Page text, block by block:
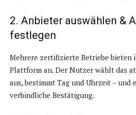
2. Anbieter auswählen &
festlegen
Mehrere zertifizierte Betriebe bieten
Plattform an. Der Nutzer wählt das
aus, bestimmt Tag und Uhrzeit – und
verbindliche Bestätigung.